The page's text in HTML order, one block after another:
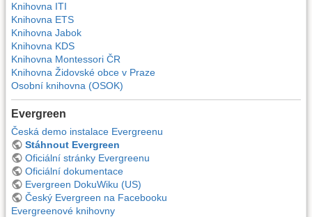
Knihovna ITI
Knihovna ETS
Knihovna Jabok
Knihovna KDS
Knihovna Montessori ČR
Knihovna Židovské obce v Praze
Osobní knihovna (OSOK)
Evergreen
Česká demo instalace Evergreenu
Stáhnout Evergreen
Oficiální stránky Evergreenu
Oficiální dokumentace
Evergreen DokuWiku (US)
Český Evergreen na Facebooku
Evergreenové knihovny